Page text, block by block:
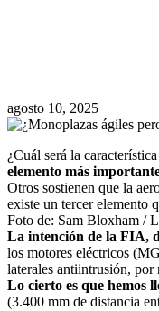
agosto 10, 2025
¿Cuál será la
elemento más
Otros sostienen que la
existe un tercer elemento
Foto de: Sam Bloxham /
La intención de la FIA,
los motores eléctricos
laterales antiintrusión, por
Lo cierto es que hemos
(3.400 mm de distancia